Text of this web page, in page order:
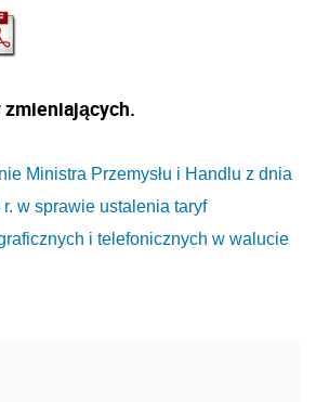
zmieniających.
Ministra Przemysłu i Handlu z dnia
w sprawie ustalenia taryf
i telefonicznych w walucie